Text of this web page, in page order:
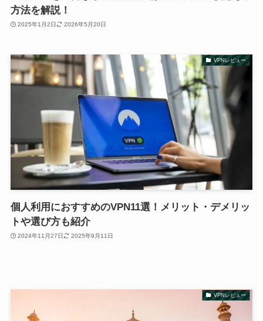
方法を解説！
2025年1月2日 2026年5月20日
VPNレビュー
個人利用におすすめのVPN11選！メリット・デメリッ
トや選び方も紹介
2024年11月27日 2025年9月11日
VPNレビュー